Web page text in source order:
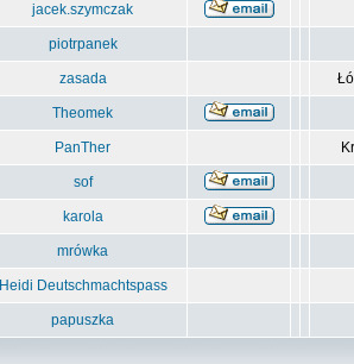
jacek.szymczak
piotrpanek
zasada
Theomek
PanTher
sof
karola
mrówka
Heidi Deutschmachtspass
papuszka